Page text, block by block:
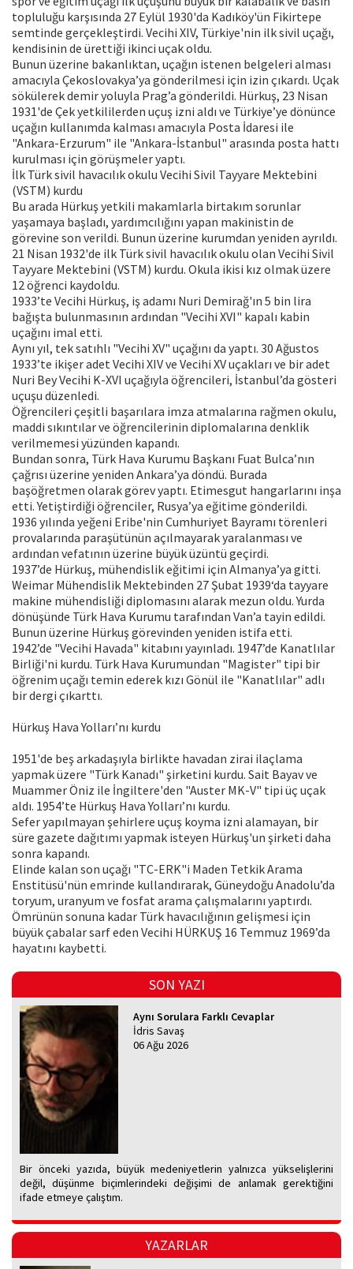
topluluğu karşısında 27 Eylül 1930'da Kadıköy'ün Fikirtepe
semtinde gerçekleştirdi. Vecihi XIV, Türkiye'nin ilk sivil uçağı,
kendisinin de ürettiği ikinci uçak oldu.
Bunun üzerine bakanlıktan, uçağın istenen belgeleri alması
amacıyla Çekoslovakya’ya gönderilmesi için izin çıkardı. Uçak
sökülerek demir yoluyla Prag’a gönderildi. Hürkuş, 23 Nisan
1931'de Çek yetkililerden uçuş izni aldı ve Türkiye’ye dönünce
uçağın kullanımda kalması amacıyla Posta İdaresi ile
"Ankara-Erzurum" ile "Ankara-İstanbul" arasında posta hattı
kurulması için görüşmeler yaptı.
İlk Türk sivil havacılık okulu Vecihi Sivil Tayyare Mektebini
(VSTM) kurdu
Bu arada Hürkuş yetkili makamlarla birtakım sorunlar
yaşamaya başladı, yardımcılığını yapan makinistin de
görevine son verildi. Bunun üzerine kurumdan yeniden ayrıldı.
21 Nisan 1932'de ilk Türk sivil havacılık okulu olan Vecihi Sivil
Tayyare Mektebini (VSTM) kurdu. Okula ikisi kız olmak üzere
12 öğrenci kaydoldu.
1933’te Vecihi Hürkuş, iş adamı Nuri Demirağ'ın 5 bin lira
bağışta bulunmasının ardından "Vecihi XVI" kapalı kabin
uçağını imal etti.
Aynı yıl, tek satıhlı "Vecihi XV" uçağını da yaptı. 30 Ağustos
1933’te ikişer adet Vecihi XIV ve Vecihi XV uçakları ve bir adet
Nuri Bey Vecihi K-XVI uçağıyla öğrencileri, İstanbul’da gösteri
uçuşu düzenledi.
Öğrencileri çeşitli başarılara imza atmalarına rağmen okulu,
maddi sıkıntılar ve öğrencilerinin diplomalarına denklik
verilmemesi yüzünden kapandı.
Bundan sonra, Türk Hava Kurumu Başkanı Fuat Bulca’nın
çağrısı üzerine yeniden Ankara’ya döndü. Burada
başöğretmen olarak görev yaptı. Etimesgut hangarlarını inşa
etti. Yetiştirdiği öğrenciler, Rusya’ya eğitime gönderildi.
1936 yılında yeğeni Eribe'nin Cumhuriyet Bayramı törenleri
provalarında paraşütünün açılmayarak yaralanması ve
ardından vefatının üzerine büyük üzüntü geçirdi.
1937’de Hürkuş, mühendislik eğitimi için Almanya’ya gitti.
Weimar Mühendislik Mektebinden 27 Şubat 1939‘da tayyare
makine mühendisliği diplomasını alarak mezun oldu. Yurda
dönüşünde Türk Hava Kurumu tarafından Van’a tayin edildi.
Bunun üzerine Hürkuş görevinden yeniden istifa etti.
1942’de "Vecihi Havada" kitabını yayınladı. 1947’de Kanatlılar
Birliği'ni kurdu. Türk Hava Kurumundan "Magister" tipi bir
öğrenim uçağı temin ederek kızı Gönül ile "Kanatlılar" adlı
bir dergi çıkarttı.
Hürkuş Hava Yolları’nı kurdu
1951'de beş arkadaşıyla birlikte havadan zirai ilaçlama
yapmak üzere "Türk Kanadı" şirketini kurdu. Sait Bayav ve
Muammer Öniz ile İngiltere'den "Auster MK-V" tipi üç uçak
aldı. 1954’te Hürkuş Hava Yolları’nı kurdu.
Sefer yapılmayan şehirlere uçuş koyma izni alamayan, bir
süre gazete dağıtımı yapmak isteyen Hürkuş'un şirketi daha
sonra kapandı.
Elinde kalan son uçağı "TC-ERK"i Maden Tetkik Arama
Enstitüsü'nün emrinde kullandırarak, Güneydoğu Anadolu’da
toryum, uranyum ve fosfat arama çalışmalarını yaptırdı.
Ömrünün sonuna kadar Türk havacılığının gelişmesi için
büyük çabalar sarf eden Vecihi HÜRKUŞ 16 Temmuz 1969’da
hayatını kaybetti.
SON YAZI
Aynı Sorulara Farklı Cevaplar
İdris Savaş
06 Ağu 2026
Bir önceki yazıda, büyük medeniyetlerin yalnızca yükselişlerini
değil, düşünme biçimlerindeki değişimi de anlamak gerektiğini
ifade etmeye çalıştım.
YAZARLAR